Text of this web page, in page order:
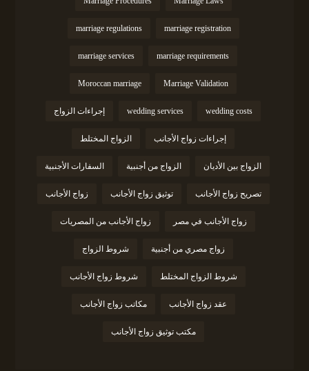
marriage registration
marriage regulations
marriage requirements
marriage services
Marriage Validation
Moroccan marriage
wedding costs
wedding services إجراءات الزواج
إجراءات زواج الأجانب الزواج المختلط
الزواج بين الأديان الزواج من أجنبية السفارات الأجنبية
تصريح زواج الأجانب توثيق زواج الأجانب زواج الأجانب
زواج الأجانب في مصر زواج الأجانب من المصريات
زواج مصري من أجنبية شروط الزواج
شروط الزواج المختلط شروط زواج الأجانب
عقد زواج الأجانب مكاتب زواج الأجانب
مكتب توثيق زواج الأجانب